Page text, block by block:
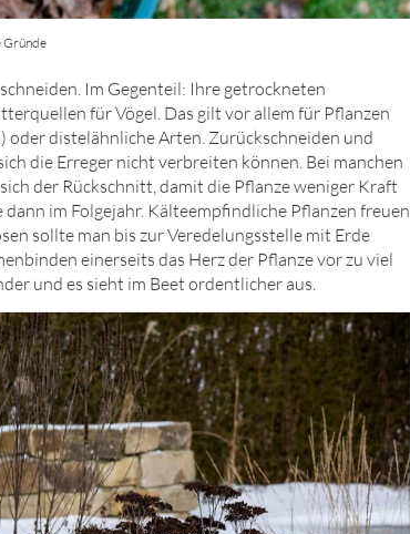
Gründe
Im Gegenteil: Ihre getrockneten
für Vögel. Das gilt vor allem für Pflanzen
oder distelähnliche Arten. Zurückschneiden und
die Erreger nicht verbreiten können. Bei manchen
der Rückschnitt, damit die Pflanze weniger Kraft
im Folgejahr. Kälteempfindliche Pflanzen freuen
sollte man bis zur Veredelungsstelle mit Erde
einerseits das Herz der Pflanze vor zu viel
und es sieht im Beet ordentlicher aus.